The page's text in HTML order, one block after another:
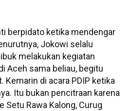
berpidato ketika mendengar
Jokowi selalu
melakukan kegiatan
Aceh sama beliau, begitu
di acara PDIP ketika
Itu bukan pencitraan karena
Setu Rawa Kalong, Curug